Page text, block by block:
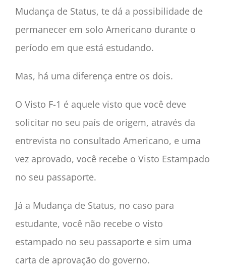
Mudança de Status, te dá a possibilidade de
permanecer em solo Americano durante o
período em que está estudando.
Mas, há uma diferença entre os dois.
O Visto F-1 é aquele visto que você deve
solicitar no seu país de origem, através da
entrevista no consultado Americano, e uma
vez aprovado, você recebe o Visto Estampado
no seu passaporte.
Já a Mudança de Status, no caso para
estudante, você não recebe o visto
estampado no seu passaporte e sim uma
carta de aprovação do governo.